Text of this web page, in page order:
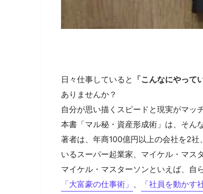
日々仕事していると 「こんなにやって
ありませんか？
自分が思い描くスピードと現実がマッ
本書「マル秘・資産形成術」は、そん
著者は、年商100億円以上の会社を2
いるスーパー起業家、マイケル・マス
マイケル・マスターソンといえば、自
「大富豪の仕事術」 、 「社員を動かす